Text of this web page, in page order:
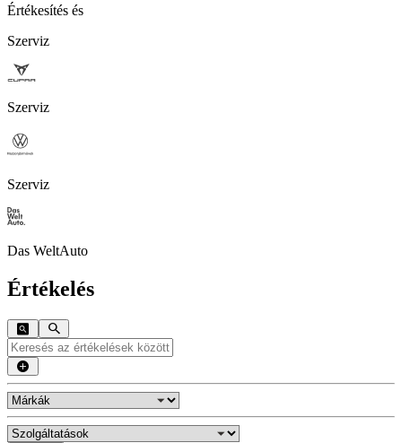
Értékesítés és
Szerviz
Szerviz
Szerviz
Das WeltAuto
Értékelés